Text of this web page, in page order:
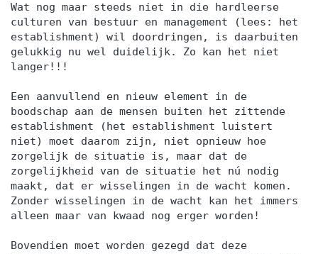
Wat nog maar steeds niet in die hardleerse
culturen van bestuur en management (lees: het
establishment) wil doordringen, is daarbuiten
gelukkig nu wel duidelijk. Zo kan het niet
langer!!!
Een aanvullend en nieuw element in de
boodschap aan de mensen buiten het zittende
establishment (het establishment luistert
niet) moet daarom zijn, niet opnieuw hoe
zorgelijk de situatie is, maar dat de
zorgelijkheid van de situatie het nú nodig
maakt, dat er wisselingen in de wacht komen.
Zonder wisselingen in de wacht kan het immers
alleen maar van kwaad nog erger worden!
Bovendien moet worden gezegd dat deze